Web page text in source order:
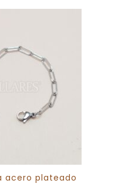
acero plateado